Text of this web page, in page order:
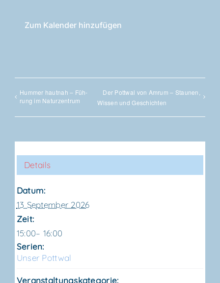
Zum Kalender hinzufügen
Hum­mer haut­nah – Füh­
rung im Naturzentrum
Der Pott­wal von Amrum – Stau­nen,
Wis­sen und Geschichten
Details
Datum:
13 September 2026
Zeit:
15:00– 16:00
Serien:
Unser Pott­wal
Veranstaltungskategorie: